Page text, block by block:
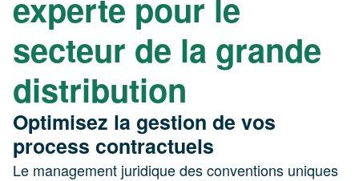
experte pour le
secteur de la grande
distribution
Optimisez la gestion de vos
process contractuels
Le management juridique des conventions uniques